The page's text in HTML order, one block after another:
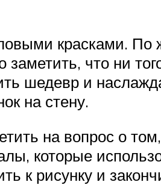
красками. По
что ни
шедевр и
на стену.
на вопрос о
которые
к рисунку и